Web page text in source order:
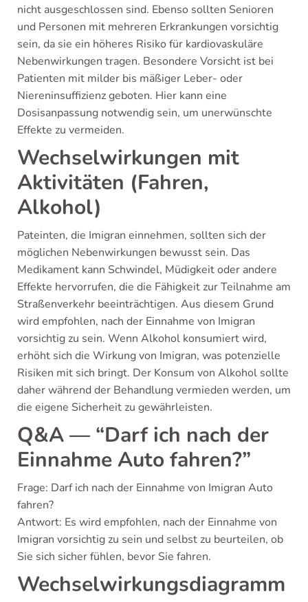
nicht ausgeschlossen sind. Ebenso sollten Senioren
und Personen mit mehreren Erkrankungen vorsichtig
sein, da sie ein höheres Risiko für kardiovaskuläre
Nebenwirkungen tragen. Besondere Vorsicht ist bei
Patienten mit milder bis mäßiger Leber- oder
Niereninsuffizienz geboten. Hier kann eine
Dosisanpassung notwendig sein, um unerwünschte
Effekte zu vermeiden.
Wechselwirkungen mit
Aktivitäten (Fahren,
Alkohol)
Pateinten, die Imigran einnehmen, sollten sich der
möglichen Nebenwirkungen bewusst sein. Das
Medikament kann Schwindel, Müdigkeit oder andere
Effekte hervorrufen, die die Fähigkeit zur Teilnahme am
Straßenverkehr beeinträchtigen. Aus diesem Grund
wird empfohlen, nach der Einnahme von Imigran
vorsichtig zu sein. Wenn Alkohol konsumiert wird,
erhöht sich die Wirkung von Imigran, was potenzielle
Risiken mit sich bringt. Der Konsum von Alkohol sollte
daher während der Behandlung vermieden werden, um
die eigene Sicherheit zu gewährleisten.
Q&A — “Darf ich nach der
Einnahme Auto fahren?”
Frage: Darf ich nach der Einnahme von Imigran Auto
fahren?
Antwort: Es wird empfohlen, nach der Einnahme von
Imigran vorsichtig zu sein und selbst zu beurteilen, ob
Sie sich sicher fühlen, bevor Sie fahren.
Wechselwirkungsdiagramm